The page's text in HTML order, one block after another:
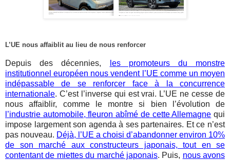
L’UE nous affaiblit au lieu de nous renforcer
Depuis des décennies,
les promoteurs du monstre
institutionnel européen nous vendent l’UE comme un moyen
indépassable de se renforcer face à la concurrence
internationale. C’est l’inverse qui est vrai. L’UE ne cesse de
nous affaiblir, comme le montre si bien l’évolution de
l’industrie automobile, fleuron abîmé de cette Allemagne qui
impose largement son agenda à ses partenaires. Et ce n’est
pas nouveau. Déjà, l’UE a choisi d’abandonner environ 10%
de son marché aux constructeurs japonais, tout en se
contentant de miettes du marché japonais. Puis, nous avons